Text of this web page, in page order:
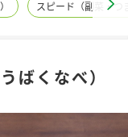
スピード（副菜・つ
ばくなべ）